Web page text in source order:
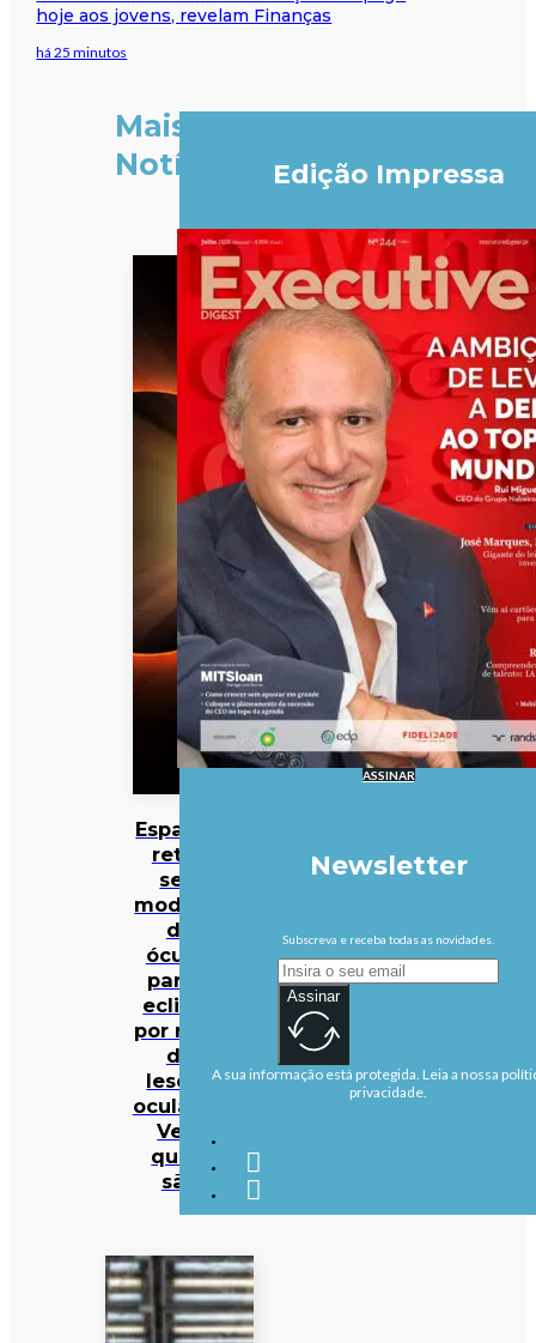
hoje aos jovens, revelam Finanças
há 25 minutos
Mais
Notícias
Espanha
retira
seis
modelos
de
óculos
para o
eclipse
por risco
de
lesões
oculares.
Veja
quais
são
Edição Impressa
ASSINAR
Newsletter
Subscreva e receba todas as novidades.
Assinar
A sua informação está protegida. Leia a nossa
privacidade.